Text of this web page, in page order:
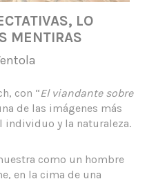
LO
MENTIRAS
con “El viandante sobre
de las imágenes más
individuo y la naturaleza.
como un hombre
en la cima de una